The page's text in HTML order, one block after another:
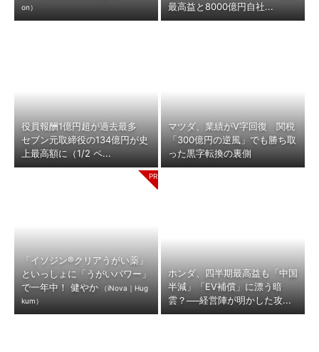
on）
最高益と8000億円自社...
役員報酬1億円超が過去最多
セブン元取締役の134億円が史
上最高額に（1/2 ペ...
マツダ、業績がV字回復 関税
「300億円の逆風」でも勝ち取
った黒字転換の裏側
「イソジン®クリアうがい薬」
といっしょに「うがいパワー」
で一年中！ 健やか
（iNova｜Hug
kum）
ホンダ、四半期最高益も「中国
半減」「EV補償」に漂う暗
雲？──経営陣が明かした攻...